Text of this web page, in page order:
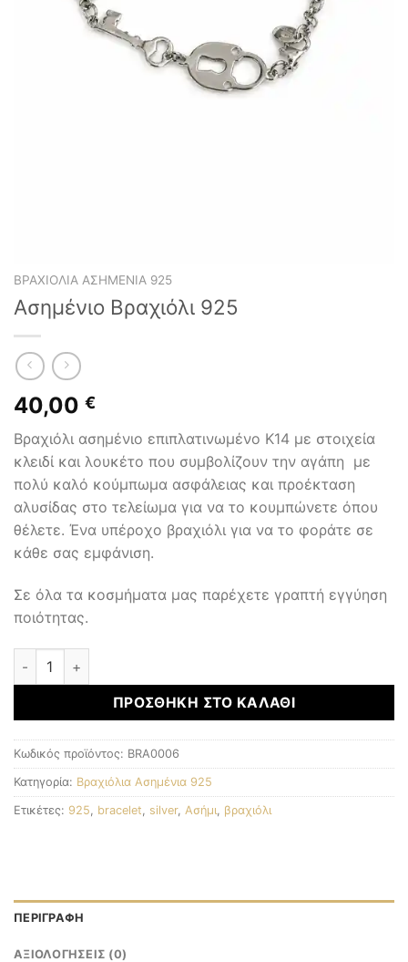
ΒΡΑΧΙΌΛΙΑ ΑΣΗΜΈΝΙΑ 925
Ασημένιο Βραχιόλι 925
40,00 €
Βραχιόλι ασημένιο επιπλατινωμένο K14 με στοιχεία
κλειδί και λουκέτο που συμβολίζουν την αγάπη με
πολύ καλό κούμπωμα ασφάλειας και προέκταση
αλυσίδας στο τελείωμα για να το κουμπώνετε όπου
θέλετε. Ένα υπέροχο βραχιόλι για να το φοράτε σε
κάθε σας εμφάνιση.
Σε όλα τα κοσμήματα μας παρέχετε γραπτή εγγύηση
ποιότητας.
Ασημένιο Βραχιόλι 925 ποσότητα
ΠΡΟΣΘΉΚΗ ΣΤΟ ΚΑΛΆΘΙ
Κωδικός προϊόντος: BRA0006
Κατηγορία: Βραχιόλια Ασημένια 925
Ετικέτες: 925 bracelet silver, Ασήμι βραχιόλι
ΠΕΡΙΓΡΑΦΉ
ΑΞΙΟΛΟΓΉΣΕΙΣ (0)